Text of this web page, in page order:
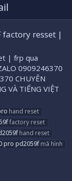
factory resset |
| frp qua
0909246370
CHUYÊN
VÀ TIẾNG VIỆT
hand reset
factory reset
hand reset
pro pd2059fmã hình